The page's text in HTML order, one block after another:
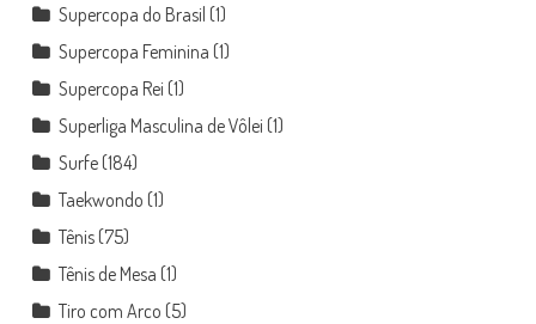
Supercopa do Brasil (1)
Supercopa Feminina (1)
Supercopa Rei (1)
Superliga Masculina de Vôlei (1)
Surfe(184)
Taekwondo (1)
Tênis(75)
Tênis de Mesa (1)
Tiro com Arco (5)